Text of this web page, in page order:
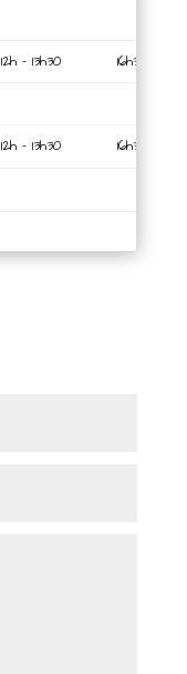
12h – 13h30 16h30
12h – 13h30 16h30